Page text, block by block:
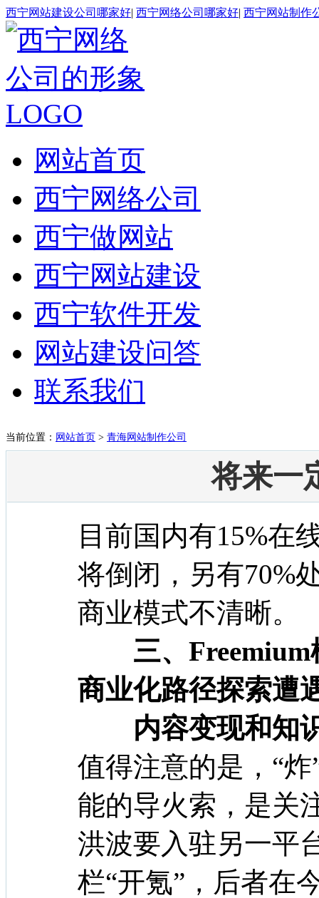
西宁网站建设公司哪家好| 西宁网络公司哪家好| 西宁网站制作
网站首页
西宁网络公司
西宁做网站
西宁网站建设
西宁软件开发
网站建设问答
联系我们
当前位置： 网站首页 > 青海网站制作公司
将来一
目前国内有15%在
将倒闭，另有70%
商业模式不清晰。
三、Freemium
商业化路径探索遭
内容变现和知
值得注意的是，“
能的导火索，是关
洪波要入驻另一平
栏“开氪”，后者在